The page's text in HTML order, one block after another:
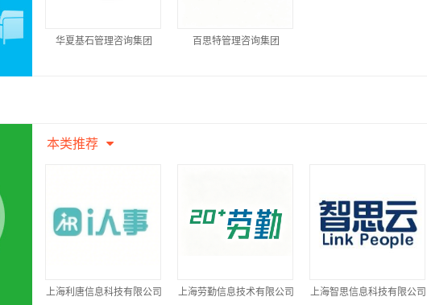
华夏基石管理咨询集团 百思特管理咨询集团
本类推荐
上海利唐信息科技有限公司 上海劳勤信息技术有限公司 上海智思信息科技有限公司